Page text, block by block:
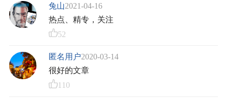
兔山2021-04-16
热点、精专，关注
52
匿名用户2020-03-14
很好的文章
110